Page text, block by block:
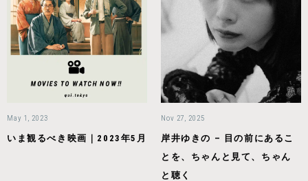
May 1, 2023
いま観るべき映画｜2023年5月
Nov 27, 2025
岸井ゆきの – 目の前にあるこ
とを、ちゃんと見て、ちゃん
と聴く